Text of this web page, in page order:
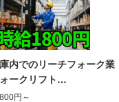
内でのリーチフォーク業
ークリフト…
円～